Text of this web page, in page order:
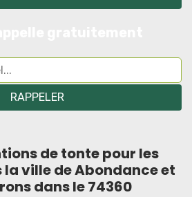
de tonte pour les
la ville de Abondance et
dans le 74360